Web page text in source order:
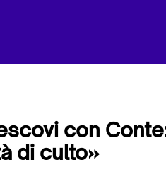
con
di culto»